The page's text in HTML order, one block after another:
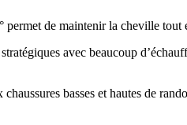
de maintenir la cheville tout
avec beaucoup
basses et hautes de